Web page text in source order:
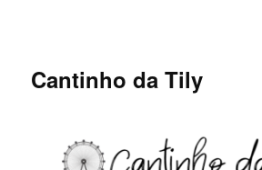
Cantinho da Tily